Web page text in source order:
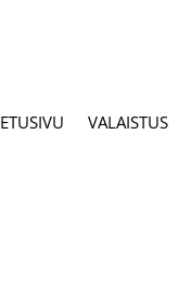
ETUSIVU VALAISTUS